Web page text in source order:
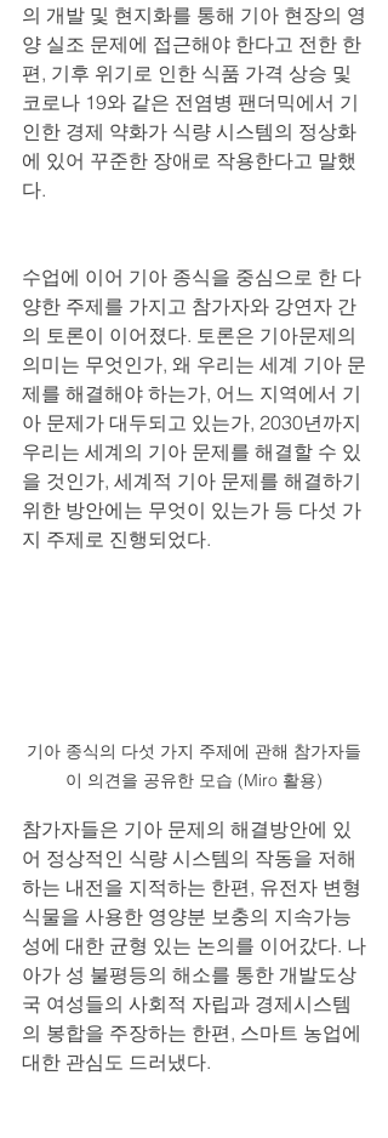
의 개발 및 현지화를 통해 기아 현장의 영
양 실조 문제에 접근해야 한다고 전한 한
편, 기후 위기로 인한 식품 가격 상승 및
코로나 19와 같은 전염병 팬더믹에서 기
인한 경제 약화가 식량 시스템의 정상화
에 있어 꾸준한 장애로 작용한다고 말했
다.
수업에 이어 기아 종식을 중심으로 한 다
양한 주제를 가지고 참가자와 강연자 간
의 토론이 이어졌다. 토론은 기아문제의
의미는 무엇인가, 왜 우리는 세계 기아 문
제를 해결해야 하는가, 어느 지역에서 기
아 문제가 대두되고 있는가, 2030년까지
우리는 세계의 기아 문제를 해결할 수 있
을 것인가, 세계적 기아 문제를 해결하기
위한 방안에는 무엇이 있는가 등 다섯 가
지 주제로 진행되었다.
기아 종식의 다섯 가지 주제에 관해 참가자들
이 의견을 공유한 모습 (Miro 활용)
참가자들은 기아 문제의 해결방안에 있
어 정상적인 식량 시스템의 작동을 저해
하는 내전을 지적하는 한편, 유전자 변형
식물을 사용한 영양분 보충의 지속가능
성에 대한 균형 있는 논의를 이어갔다. 나
아가 성 불평등의 해소를 통한 개발도상
국 여성들의 사회적 자립과 경제시스템
의 봉합을 주장하는 한편, 스마트 농업에
대한 관심도 드러냈다.